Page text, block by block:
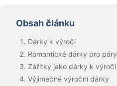
Obsah článku
Dárky k výročí
Romantické dárky pro páry
Zážitky jako dárky k výročí
Výjimečné výroční dárky